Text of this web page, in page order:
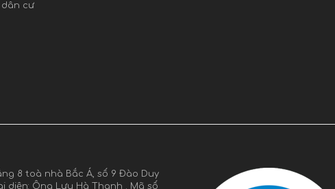
dân cư
8 toà nhà Bắc Á, số 9 Đào Duy
diện: Ông Lưu Hà Thanh . Mã số